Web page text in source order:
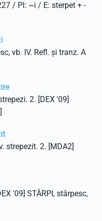
/ Pl: ~i / E: sterpet + -
vb. IV. Refl. și tranz. A
2. [DEX '09]
strepezit. 2. [MDA2]
'09] STÂRPI, stârpesc,